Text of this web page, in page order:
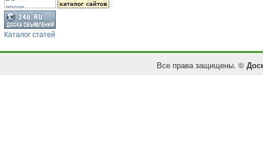
Каталог статей
Все права защищены. ©